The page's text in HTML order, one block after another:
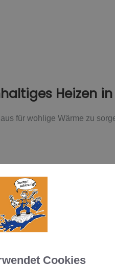
Heizen
für wohlige Wärme zu
der Sonne in
weniger sonnigen Tagen
oder einer
darauf zu prüfen,
die Koordination anderer
Cookies